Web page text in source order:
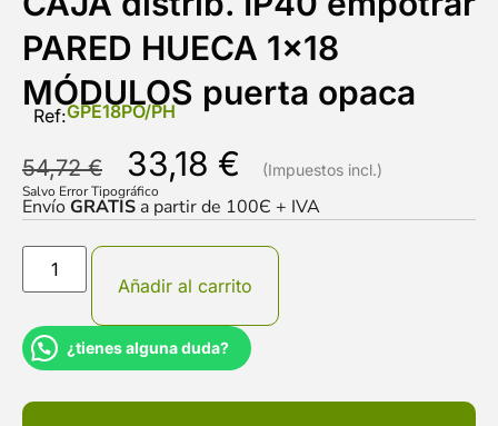
PARED HUECA 1×18
MÓDULOS puerta opaca
Ref:GPE18PO/PH
54,72€ 33,18 €
Salvo Error Tipográfico
EnvíoGRATIS a partir de 100Є + IVA
Añadir al carrito
¿tienes alguna duda?